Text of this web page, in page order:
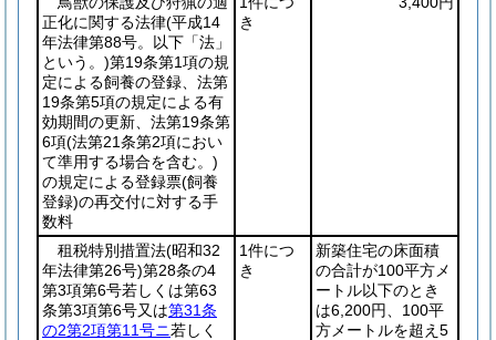
正化に関する法律(平成14
年法律第88号。以下「法」
という。)第19条第1項の規
定による飼養の登録、法第
19条第5項の規定による有
効期間の更新、法第19条第
6項(法第21条第2項におい
て準用する場合を含む。)
の規定による登録票(飼養
登録)の再交付に対する手
数料
き
租税特別措置法(昭和32
年法律第26号)第28条の4
第3項第6号若しくは第63
条第3項第6号又は第31条
の2第2項第11号ニ若しく
1件につ
き
新築住宅の床面積
の合計が100平方メ
ートル以下のとき
は6,200円、100平
方メートルを超え5